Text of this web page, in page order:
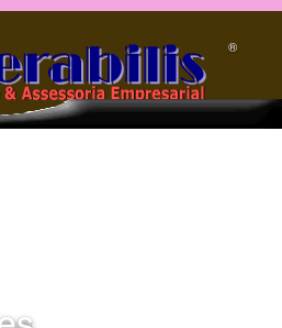
o conteúdo principal
®️